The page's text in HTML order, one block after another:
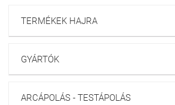
TERMÉKEK HAJRA
GYÁRTÓK
ARCÁPOLÁS - TESTÁPOLÁS